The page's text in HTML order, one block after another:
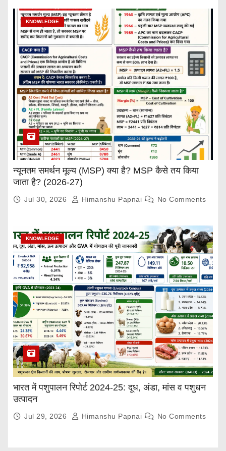
KNOWLEDGE
न्यूनतम समर्थन मूल्य (MSP) क्या है? MSP कैसे तय किया
जाता है? (2026-27)
Jul 30, 2026 Himanshu Papnai No Comments
KNOWLEDGE
भारत में पशुपालन रिपोर्ट 2024-25: दूध, अंडा, मांस व पशुधन
उत्पादन
Jul 29, 2026 Himanshu Papnai No Comments